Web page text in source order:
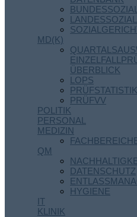
MD(K)
ÜBERBLICK
LOPS
PRÜFSTATISTIK
PRÜFVV
POLITIK
PERSONAL
MEDIZIN
QM
DATENSCHUTZ
HYGIENE
IT
KLINIK